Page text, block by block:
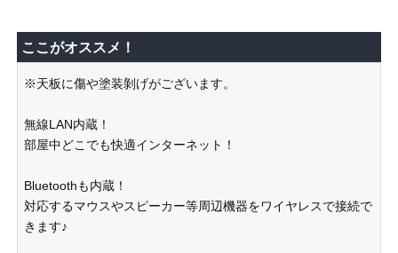
ここがオススメ！
※天板に傷や塗装剝げがございます。
無線LAN内蔵！
部屋中どこでも快適インターネット！
Bluetoothも内蔵！
対応するマウスやスピーカー等周辺機器をワイヤレスで接続で
きます♪